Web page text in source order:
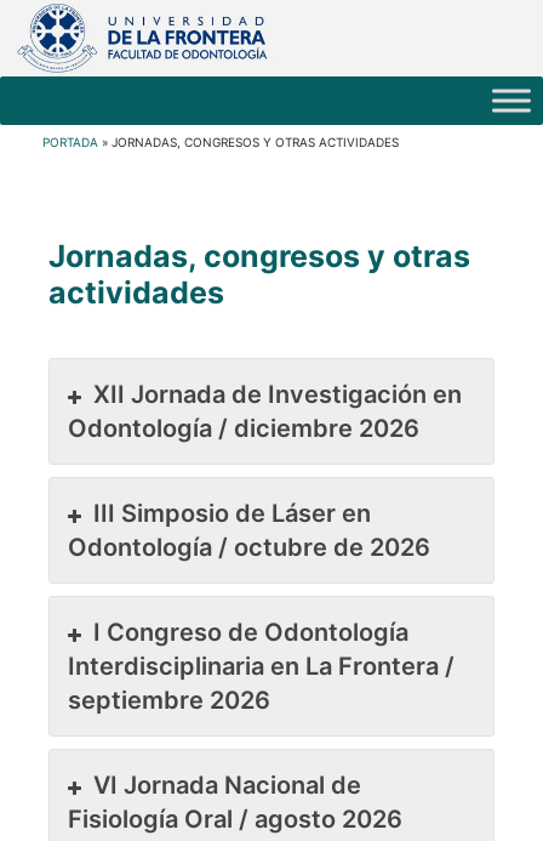
PORTADA » JORNADAS, CONGRESOS Y OTRAS ACTIVIDADES
Jornadas, congresos y otras
actividades
XII Jornada de Investigación en
Odontología / diciembre 2026
III Simposio de Láser en
Odontología / octubre de 2026
I Congreso de Odontología
Interdisciplinaria en La Frontera /
septiembre 2026
VI Jornada Nacional de
Fisiología Oral / agosto 2026